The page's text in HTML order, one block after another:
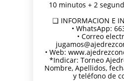
10 minutos + 2
❑ INFORMACION E
• WhatsApp:
• Correo
• Web:
*Indicar: Torneo
Nombre, Apellidos,
y teléfono de